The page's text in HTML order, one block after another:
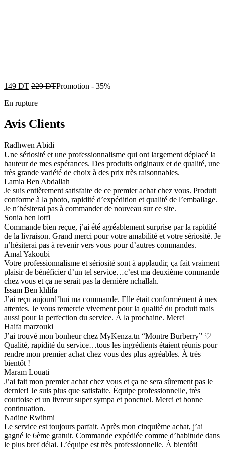
149 DT 229DTPromotion - 35%
En rupture
Avis Clients
Radhwen Abidi
Une sériosité et une professionnalisme qui ont largement déplacé la
hauteur de mes espérances. Des produits originaux et de qualité, une
très grande variété de choix à des prix très raisonnables.
Lamia Ben Abdallah
Je suis entièrement satisfaite de ce premier achat chez vous. Produit
conforme à la photo, rapidité d’expédition et qualité de l’emballage.
Je n’hésiterai pas à commander de nouveau sur ce site.
Sonia ben lotfi
Commande bien reçue, j’ai été agréablement surprise par la rapidité
de la livraison. Grand merci pour votre amabilité et votre sériosité. Je
n’hésiterai pas à revenir vers vous pour d’autres commandes.
Amal Yakoubi
Votre professionnalisme et sériosité sont à applaudir, ça fait vraiment
plaisir de bénéficier d’un tel service…c’est ma deuxième commande
chez vous et ça ne serait pas la dernière nchallah.
Issam Ben khlifa
J’ai reçu aujourd’hui ma commande. Elle était conformément à mes
attentes. Je vous remercie vivement pour la qualité du produit mais
aussi pour la perfection du service. À la prochaine. Merci
Haifa marzouki
J’ai trouvé mon bonheur chez MyKenza.tn “Montre Burberry” ♡
Qualité, rapidité du service…tous les ingrédients étaient réunis pour
rendre mon premier achat chez vous des plus agréables. À très
bientôt !
Maram Louati
J’ai fait mon premier achat chez vous et ça ne sera sûrement pas le
dernier! Je suis plus que satisfaite. Équipe professionnelle, très
courtoise et un livreur super sympa et ponctuel. Merci et bonne
continuation.
Nadine Rwihmi
Le service est toujours parfait. Après mon cinquième achat, j’ai
gagné le 6ème gratuit. Commande expédiée comme d’habitude dans
le plus bref délai. L’équipe est très professionnelle. À bientôt!